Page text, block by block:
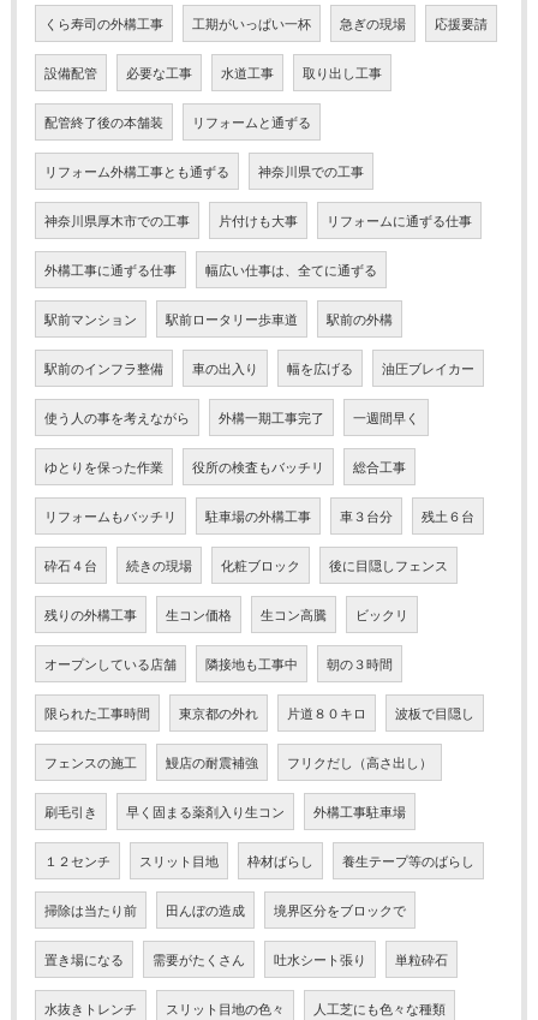
くら寿司の外構工事 工期がいっぱい一杯 急ぎの現場 応援要請
設備配管 必要な工事 水道工事 取り出し工事
配管終了後の本舗装 リフォームと通ずる
リフォーム外構工事とも通ずる 神奈川県での工事
神奈川県厚木市での工事 片付けも大事 リフォームに通ずる仕事
外構工事に通ずる仕事 幅広い仕事は、全てに通ずる
駅前マンション 駅前ロータリー歩車道 駅前の外構
駅前のインフラ整備 車の出入り 幅を広げる 油圧ブレイカー
使う人の事を考えながら 外構一期工事完了 一週間早く
ゆとりを保った作業 役所の検査もバッチリ 総合工事
リフォームもバッチリ 駐車場の外構工事 車３台分 残土６台
砕石４台 続きの現場 化粧ブロック 後に目隠しフェンス
残りの外構工事 生コン価格 生コン高騰 ビックリ
オープンしている店舗 隣接地も工事中 朝の３時間
限られた工事時間 東京都の外れ 片道８０キロ 波板で目隠し
フェンスの施工 鰻店の耐震補強 フリクだし（高さ出し）
刷毛引き 早く固まる薬剤入り生コン 外構工事駐車場
１２センチ スリット目地 枠材ばらし 養生テープ等のばらし
掃除は当たり前 田んぼの造成 境界区分をブロックで
置き場になる 需要がたくさん 吐水シート張り 単粒砕石
水抜きトレンチ スリット目地の色々 人工芝にも色々な種類